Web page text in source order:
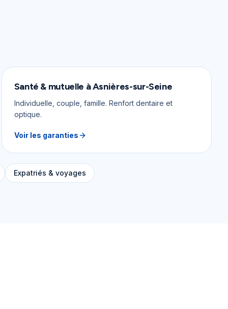
Santé & mutuelle àAsnières-sur-Seine
Individuelle, couple, famille. Renfort dentaire et
optique.
Voir les garanties
Expatriés & voyages